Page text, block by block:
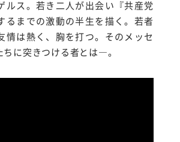
ルス。若き二人が出会い『共産党
るまでの激動の半生を描く。若者
情は熱く、胸を打つ。そのメッセ
に突きつける者とは―。